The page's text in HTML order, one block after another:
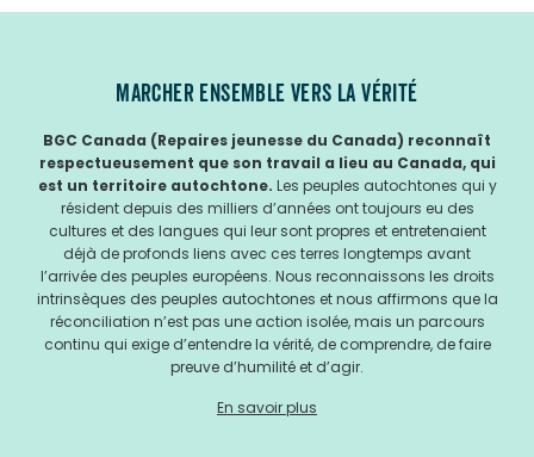
MARCHER ENSEMBLE VERS LA VÉRITÉ
BGC Canada (Repaires jeunesse du Canada) reconnaît
respectueusement que son travail a lieu au Canada, qui
est un territoire autochtone. Les peuples autochtones qui y
résident depuis des milliers d’années ont toujours eu des
cultures et des langues qui leur sont propres et entretenaient
déjà de profonds liens avec ces terres longtemps avant
l’arrivée des peuples européens. Nous reconnaissons les droits
intrinsèques des peuples autochtones et nous affirmons que la
réconciliation n’est pas une action isolée, mais un parcours
continu qui exige d’entendre la vérité, de comprendre, de faire
preuve d’humilité et d’agir.
En savoir plus